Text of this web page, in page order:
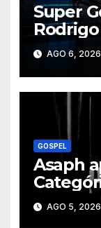
Super
nomes
AGO 6, 2026
GOSPEL
Asaph
de
álbum
AGO 5, 2026